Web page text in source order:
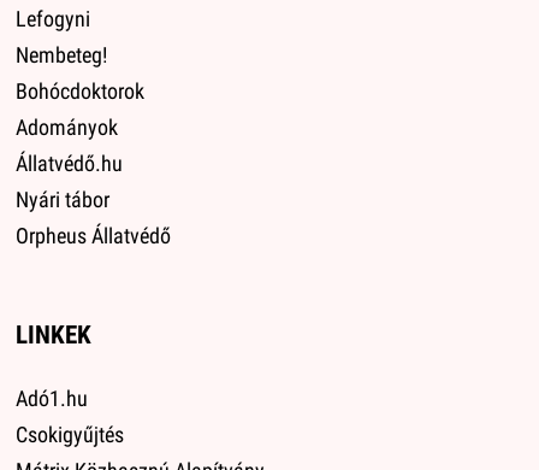
Lefogyni
Nembeteg!
Bohócdoktorok
Adományok
Állatvédő.hu
Nyári tábor
Orpheus Állatvédő
LINKEK
Adó1.hu
Csokigyűjtés